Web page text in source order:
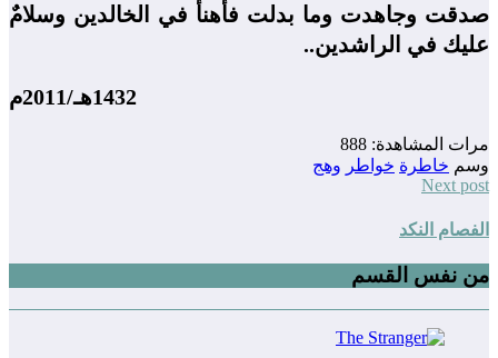
صدقت وجاهدت وما بدلت فأهنأ في الخالدين وسلامٌ
عليك في الراشدين..
1432هـ/2011م
مرات المشاهدة: 888
وسم خاطرة خواطر وهج
Next post
الفصام النكد
من نفس القسم